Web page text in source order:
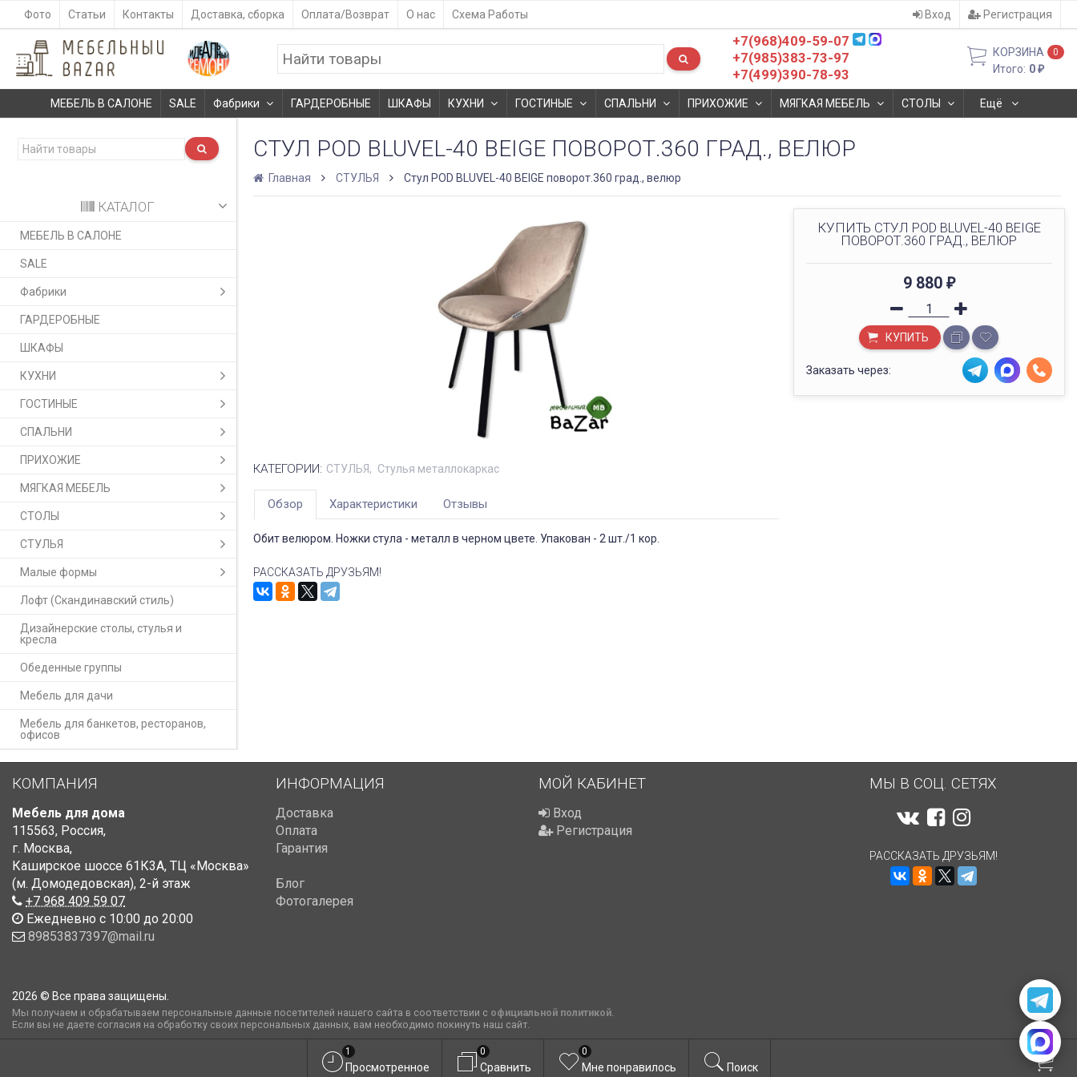
Фото Статьи Контакты Доставка, сборка Оплата/Возврат О нас Схема Работы Вход Регистрация
+7(968)409-59-07
+7(985)383-73-97
+7(499)390-78-93
КОРЗИНА 0
Итого: 0₽
МЕБЕЛЬ В САЛОНЕ SALE Фабрики ГАРДЕРОБНЫЕ ШКАФЫ КУХНИ ГОСТИНЫЕ СПАЛЬНИ ПРИХОЖИЕ МЯГКАЯ МЕБЕЛЬ СТОЛЫ Ещё
КАТАЛОГ
МЕБЕЛЬ В САЛОНЕ
SALE
Фабрики
ГАРДЕРОБНЫЕ
ШКАФЫ
КУХНИ
ГОСТИНЫЕ
СПАЛЬНИ
ПРИХОЖИЕ
МЯГКАЯ МЕБЕЛЬ
СТОЛЫ
СТУЛЬЯ
Малые формы
Лофт (Скандинавский стиль)
Дизайнерские столы, стулья и
кресла
Обеденные группы
Мебель для дачи
Мебель для банкетов, ресторанов,
офисов
СТУЛ POD BLUVEL-40 BEIGE ПОВОРОТ.360 ГРАД., ВЕЛЮР
Главная СТУЛЬЯ Стул POD BLUVEL-40 BEIGE поворот.360 град., велюр
КУПИТЬ СТУЛ POD BLUVEL-40 BEIGE
ПОВОРОТ.360 ГРАД., ВЕЛЮР
9 880 ₽
КУПИТЬ
Заказать через:
КАТЕГОРИИ: СТУЛЬЯ Стулья металлокаркас
Обзор Характеристики Отзывы
Обит велюром. Ножки стула - металл в черном цвете. Упакован - 2 шт./1 кор.
РАССКАЗАТЬ ДРУЗЬЯМ!
КОМПАНИЯ
Мебель для дома
115563, Россия,
г. Москва,
Каширское шоссе 61К3А, ТЦ «Москва»
(м. Домодедовская), 2-й этаж
+7 968 409 59 07
Ежедневно с 10:00 до 20:00
89853837397@mail.ru
ИНФОРМАЦИЯ
Доставка
Оплата
Гарантия
Блог
Фотогалерея
МОЙ КАБИНЕТ
Вход
Регистрация
МЫ В СОЦ. СЕТЯХ
РАССКАЗАТЬ ДРУЗЬЯМ!
2026 © Все права защищены.
Мы получаем и обрабатываем персональные данные посетителей нашего сайта в соответствии с официальной политикой.
Если вы не даете согласия на обработку своих персональных данных, вам необходимо покинуть наш сайт.
Просмотренное
1
Сравнить
0
Мне понравилось
0
Поиск